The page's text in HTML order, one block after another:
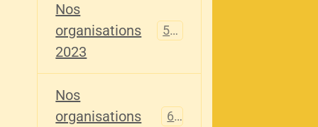
Nos
organisations
2023
567
Nos
organisations
61